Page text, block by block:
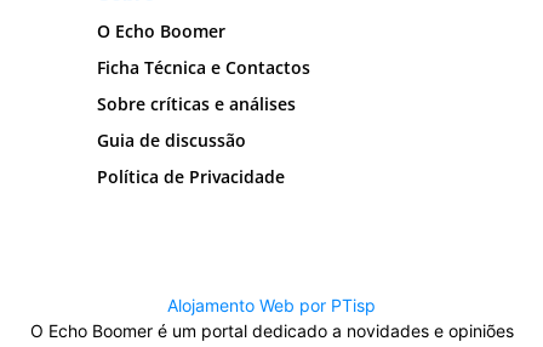
O Echo Boomer
Ficha Técnica e Contactos
Sobre críticas e análises
Guia de discussão
Política de Privacidade
Alojamento Web por PTisp
O Echo Boomer é um portal dedicado a novidades e opiniões